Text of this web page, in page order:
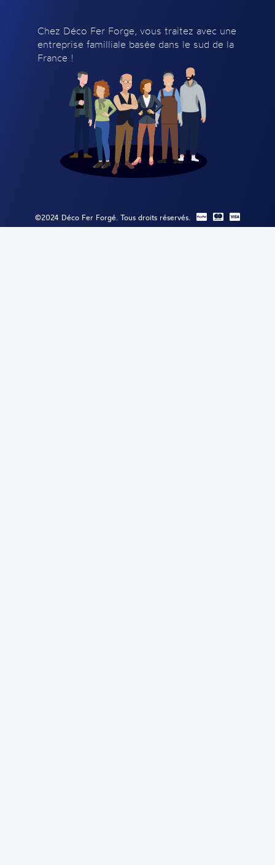
Chez Déco Fer Forge, vous traitez avec une
entreprise familliale basée dans le sud de la
France !
©2024 Déco Fer Forgé. Tous droits réservés.